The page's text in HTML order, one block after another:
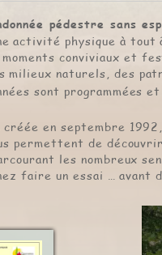
pédestre sans
activité physique à tout
conviviaux et
milieux naturels, des
sont programmées
créée en septembre
permettent de
les nombreux
faire un essai … avant